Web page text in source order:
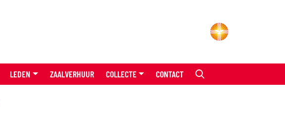
LEDEN ZAALVERHUUR COLLECTE CONTACT